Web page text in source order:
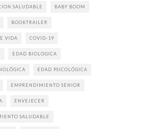
SALUDABLE BABY BOOM
BOOKTRAILER
VIDA COVID-19
EDAD BIOLOGICA
EDAD PSICOLÓGICA
EMPRENDIMIENTO SENIOR
ENVEJECER
SALUDABLE